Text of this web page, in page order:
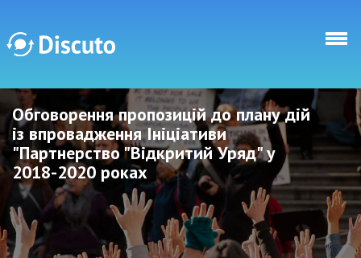
Discuto
Discuto
Обговорення пропозицій до плану дій
із впровадження Ініціативи
"Партнерство "Відкритий Уряд" у
2018-2020 роках